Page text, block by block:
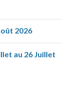
2026
au 26 Juillet